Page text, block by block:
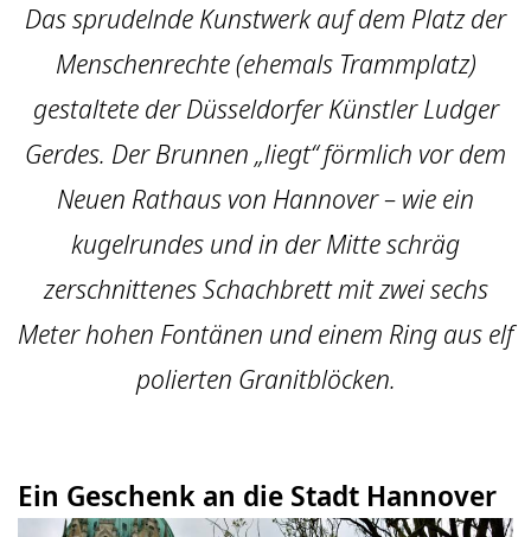
Das sprudelnde Kunstwerk auf dem Platz der
Menschenrechte (ehemals Trammplatz)
gestaltete der Düsseldorfer Künstler Ludger
Gerdes. Der Brunnen „liegt“ förmlich vor dem
Neuen Rathaus von Hannover – wie ein
kugelrundes und in der Mitte schräg
zerschnittenes Schachbrett mit zwei sechs
Meter hohen Fontänen und einem Ring aus elf
polierten Granitblöcken.
Ein Geschenk an die Stadt Hannover